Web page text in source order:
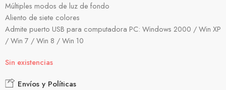
Múltiples modos de luz de fondo
Aliento de siete colores
Admite puerto USB para computadora PC: Windows 2000 / Win XP
/ Win 7 / Win 8 / Win 10
Sin existencias
Envíos y Políticas